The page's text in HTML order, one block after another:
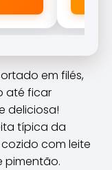
em filés,
até ficar
deliciosa!
típica da
com leite
pimentão.